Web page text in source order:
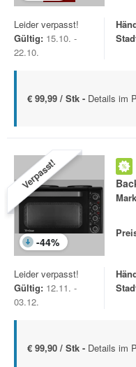
Leider verpasst!
Gültig: 15.10. -
22.10.
€ 99,99 / Stk - Details im
Verpasst!
-44%
Leider verpasst!
Gültig: 12.11. -
03.12.
€ 99,90 / Stk - Details im